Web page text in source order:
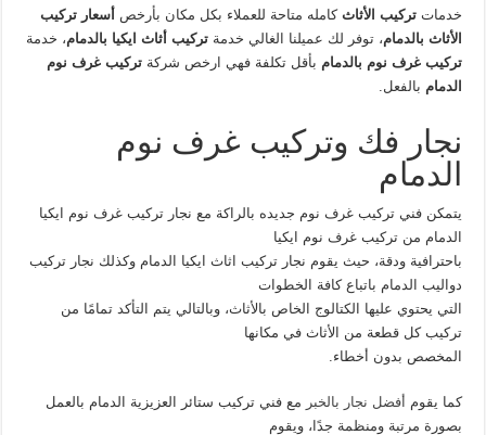
خدماتتركيب الأثاث كامله متاحة للعملاء بكل مكان بأرخص أسعار تركيب
الأثاث بالدمام، توفر لك عميلنا الغالي خدمةتركيب أثاث ايكيا بالدمام، خدمة
تركيب غرف نوم بالدمام بأقل تكلفة فهي ارخص شركةتركيب غرف نوم
الدمام بالفعل.
نجار فك وتركيب غرف نوم
الدمام
يتمكن فني تركيب غرف نوم جديده بالراكة مع نجار تركيب غرف نوم ايكيا
الدمام من تركيب غرف نوم ايكيا
باحترافية ودقة، حيث يقوم نجار تركيب اثاث ايكيا الدمام وكذلك نجار تركيب
دواليب الدمام باتباع كافة الخطوات
التي يحتوي عليها الكتالوج الخاص بالأثاث، وبالتالي يتم التأكد تمامًا من
تركيب كل قطعة من الأثاث في مكانها
المخصص بدون أخطاء.
كما يقوم أفضل نجار بالخبر مع فني تركيب ستائر العزيزية الدمام بالعمل
بصورة مرتبة ومنظمة جدًا، ويقوم